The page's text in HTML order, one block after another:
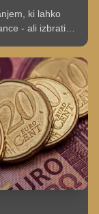
ki lahko
- ali izbrati
kot pred nekaj
obrok.